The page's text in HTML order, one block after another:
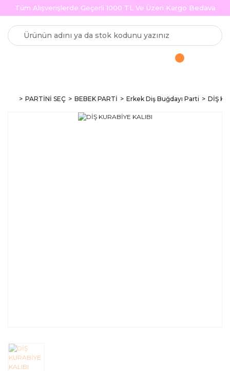
Tüm Alışverişlerde Geçerli 1000 TL Ve Üzeri Kargo Bedava
PARTİNİ SEÇ BEBEK PARTİ Erkek Diş Buğdayı Parti DİŞ